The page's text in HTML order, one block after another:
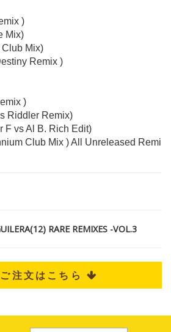
)
Mix)
Mix)
Remix )
)
Riddler Remix)
F vs Al B. Rich Edit)
Club Mix ) All Unreleased Remi
RARE REMIXES -VOL.3
注文はこちら 